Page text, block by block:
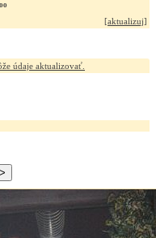
oo
[aktualizuj]
údaje aktualizovať.